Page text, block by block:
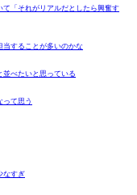
「それがリアルだとしたら興奮す
することが多いのかな
並べたいと思っている
って思う
なすぎ